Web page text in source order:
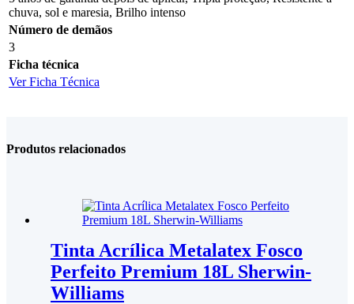
chuva, sol e maresia, Brilho intenso
Número de demãos
3
Ficha técnica
Ver Ficha Técnica
Produtos relacionados
Tinta Acrílica Metalatex Fosco
Perfeito Premium 18L Sherwin-
Williams